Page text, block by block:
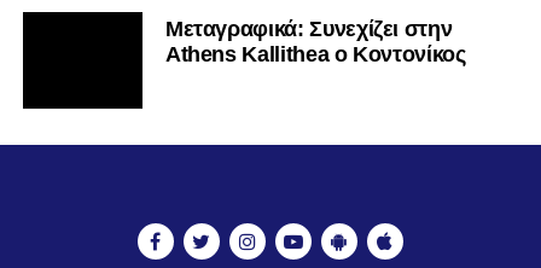
Mεταγραφικά: Συνεχίζει στην
Athens Kallithea ο Κοντονίκος